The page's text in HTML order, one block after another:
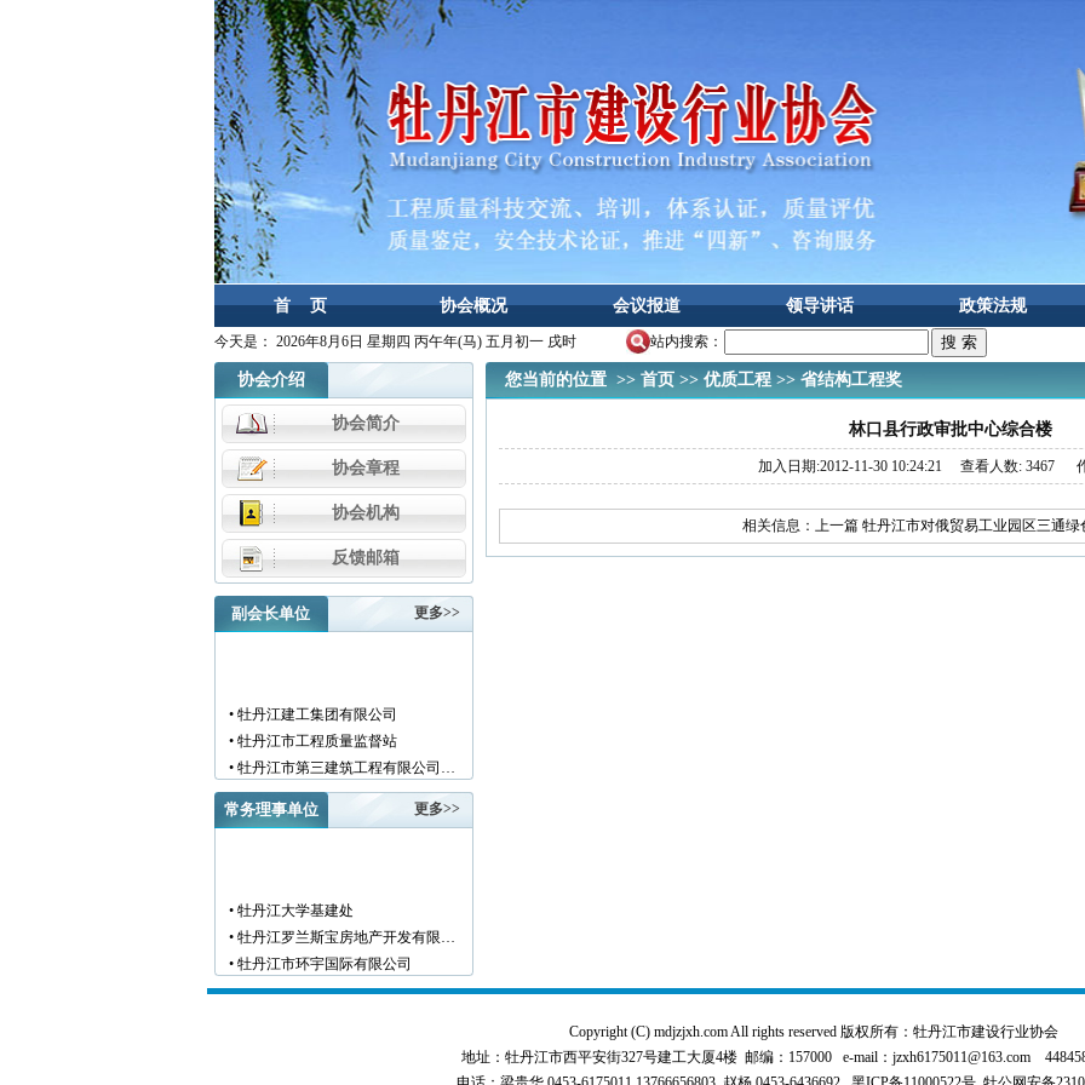
首 页 协会概况 会议报道 领导讲话 政策法规
今天是： 2026年8月6日 星期四 丙午年(马) 五月初一 戌时 站内搜索：
协会介绍
协会简介
协会章程
协会机构
反馈邮箱
副会长单位 更多>>
• 牡丹江建工集团有限公司
• 牡丹江市工程质量监督站
• 牡丹江市第三建筑工程有限公司…
• 黑龙江新陆建筑工程集团有限公…
• 牡丹江市安装工程有限公司
• 黑龙江新宏基建设集团有限公司…
• 金跃集团有限公司
• 黑龙江海华建设集团
常务理事单位 更多>>
• 牡丹江大学基建处
• 牡丹江罗兰斯宝房地产开发有限…
• 牡丹江市环宇国际有限公司
• 黑龙江恒德建筑安装工程有限责…
您当前的位置 >> 首页>> 优质工程>> 省结构工程奖
林口县行政审批中心综合楼
加入日期:2012-11-30 10:24:21 查看人数: 3467
相关信息： 上一篇 牡丹江市对俄贸易工业园区三通绿
Copyright (C) mdjzjxh.com All rights reserved 版权所有：牡丹江市建设行业协会
地址：牡丹江市西平安街327号建工大厦4楼 邮编：157000 e-mail：jzxh6175011@163.com